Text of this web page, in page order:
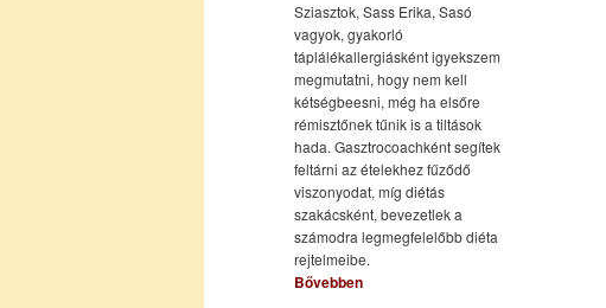
Sziasztok, Sass Erika, Sasó
vagyok, gyakorló
táplálékallergiásként igyekszem
megmutatni, hogy nem kell
kétségbeesni, még ha elsőre
rémisztőnek tűnik is a tiltások
hada. Gasztrocoachként segítek
feltárni az ételekhez fűződő
viszonyodat, míg diétás
szakácsként, bevezetlek a
számodra legmegfelelőbb diéta
rejtelmeibe.
Bővebben